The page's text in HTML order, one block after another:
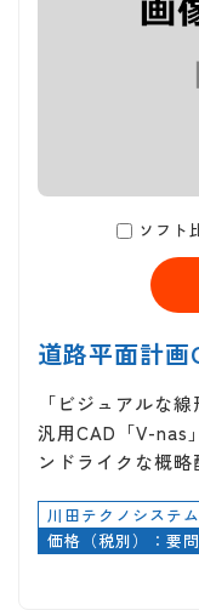
ソフト
道路平面計画
「ビジュアルな
汎用CAD「V-nas
ンドライクな概
川田テクノシステ
価格（税別）：要